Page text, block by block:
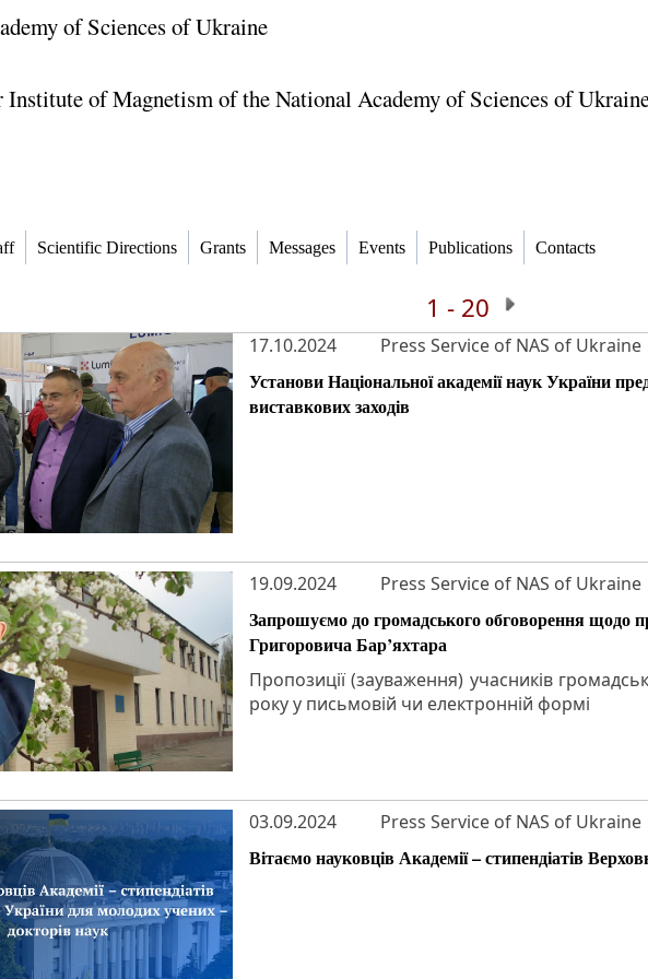
of Sciences of Ukraine
Institute of Magnetism of the National Academy of Sciences of
Scientific Directions Grants Messages Events Publications Contacts
1 - 20
17.10.2024 Press Service of NAS of Ukraine
Установи Національної академії наук України
виставкових заходів
19.09.2024 Press Service of NAS of Ukraine
Запрошуємо до громадського обговорення щодо
Григоровича Бар’яхтара
Пропозиції (зауваження) учасників
року у письмовій чи електронній формі
03.09.2024 Press Service of NAS of Ukraine
Вітаємо науковців Академії – стипендіатів